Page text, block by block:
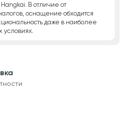
В отличие от
оснащение обходится
даже в наиболее
условиях.